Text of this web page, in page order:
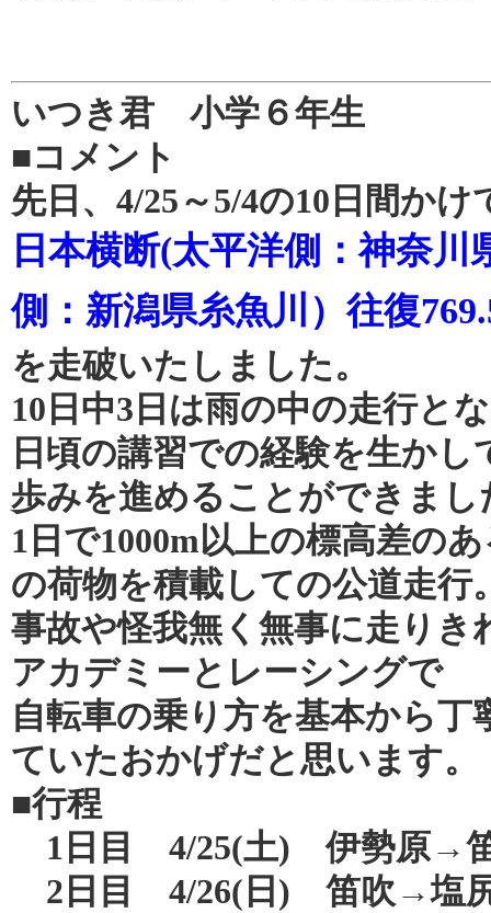
いつき君 小学６年生
■コメント
先日、4/25～5/4の10日間かけ
日本横断(太平洋側：神奈川
側：新潟県糸魚川）往復
を走破いたしました。
10日中3日は雨の中の走行と
日頃の講習での経験を生か
歩みを進めることができまし
1日で1000m以上の標高差の
の荷物を積載しての公道走行
事故や怪我無く無事に走りき
アカデミーとレーシングで
自転車の乗り方を基本から
ていたおかげだと思います。
■行程
1日目 4/25(土) 伊勢原→
2日目 4/26(日) 笛吹→塩